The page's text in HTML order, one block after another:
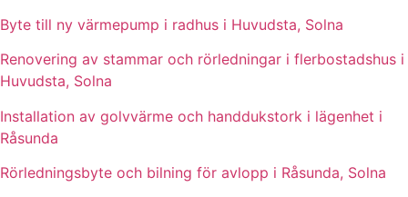
Byte till ny värmepump i radhus i Huvudsta, Solna
Renovering av stammar och rörledningar i flerbostadshus i
Huvudsta, Solna
Installation av golvvärme och handdukstork i lägenhet i
Råsunda
Rörledningsbyte och bilning för avlopp i Råsunda, Solna